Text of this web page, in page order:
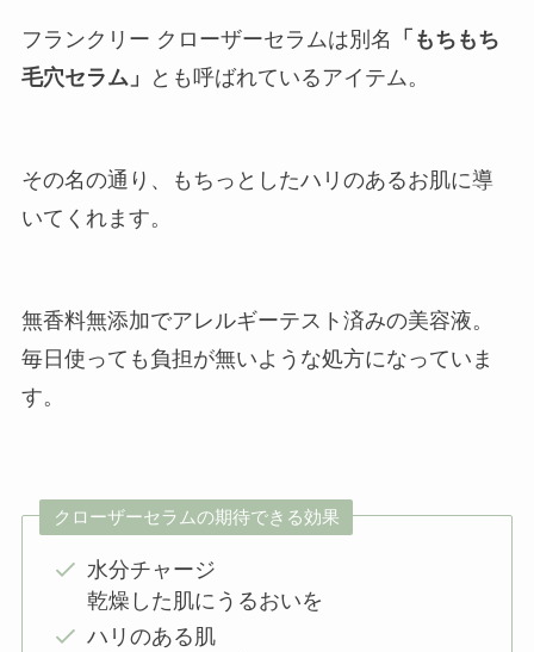
フランクリー クローザーセラムは別名
「もちもち
毛穴セラム」
とも呼ばれているアイテム。
その名の通り、もちっとしたハリのあるお肌に導
いてくれます。
無香料無添加でアレルギーテスト済みの美容液。
毎日使っても負担が無いような処方になっていま
す。
クローザーセラムの期待できる効果
水分チャージ
乾燥した肌にうるおいを
ハリのある肌